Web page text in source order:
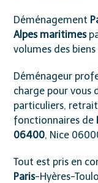
Déménagement
Alpes maritimes
volumes des
Déménageur
charge pour vous
particuliers,
fonctionnaires de
06400, Nice
Tout est pris en
Paris-Hyères-